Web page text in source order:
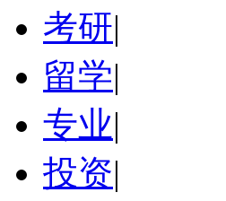
考研|
留学|
专业|
投资|